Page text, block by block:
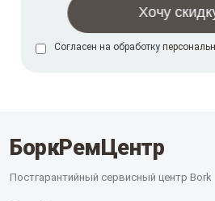
Согласен на обработку
БоркРемЦентр
Постгарантийный сервисный центр Bork